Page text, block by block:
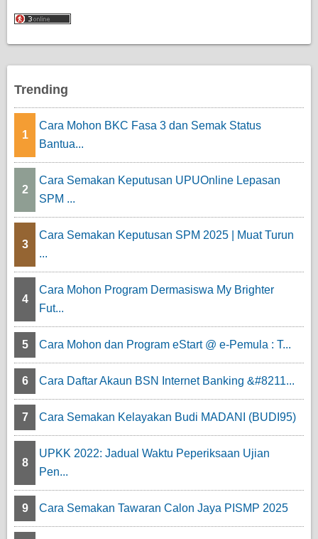
Trending
1
Cara Mohon BKC Fasa 3 dan Semak Status
Bantua...
2
Cara Semakan Keputusan UPUOnline Lepasan
SPM ...
3
Cara Semakan Keputusan SPM 2025 | Muat Turun
...
4
Cara Mohon Program Dermasiswa My Brighter
Fut...
5 Cara Mohon dan Program eStart @ e-Pemula : T...
6 Cara Daftar Akaun BSN Internet Banking &#8211...
7 Cara Semakan Kelayakan Budi MADANI (BUDI95)
8
UPKK 2022: Jadual Waktu Peperiksaan Ujian
Pen...
9 Cara Semakan Tawaran Calon Jaya PISMP 2025